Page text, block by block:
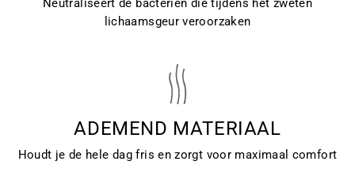
Neutraliseert de bacteriën die tijdens het zweten
lichaamsgeur veroorzaken
ADEMEND MATERIAAL
Houdt je de hele dag fris en zorgt voor maximaal comfort